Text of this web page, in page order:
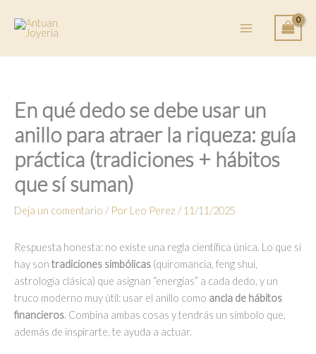
contenido
En qué dedo se debe usar un
anillo para atraer la riqueza: guía
práctica (tradiciones + hábitos
que sí suman)
Deja un comentario / Por Leo Perez / 11/11/2025
Respuesta honesta: no existe una regla científica única. Lo que sí
hay son tradiciones simbólicas (quiromancia, feng shui,
astrología clásica) que asignan “energías” a cada dedo, y un
truco moderno muy útil: usar el anillo como ancla de hábitos
financieros. Combina ambas cosas y tendrás un símbolo que,
además de inspirarte, te ayuda a actuar.